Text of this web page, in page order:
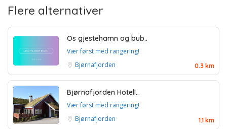
Flere alternativer
Os gjestehamn og bub..
Vær først med rangering!
Bjørnafjorden
0.3 km
Bjørnafjorden Hotell..
Vær først med rangering!
Bjørnafjorden
1.1 km